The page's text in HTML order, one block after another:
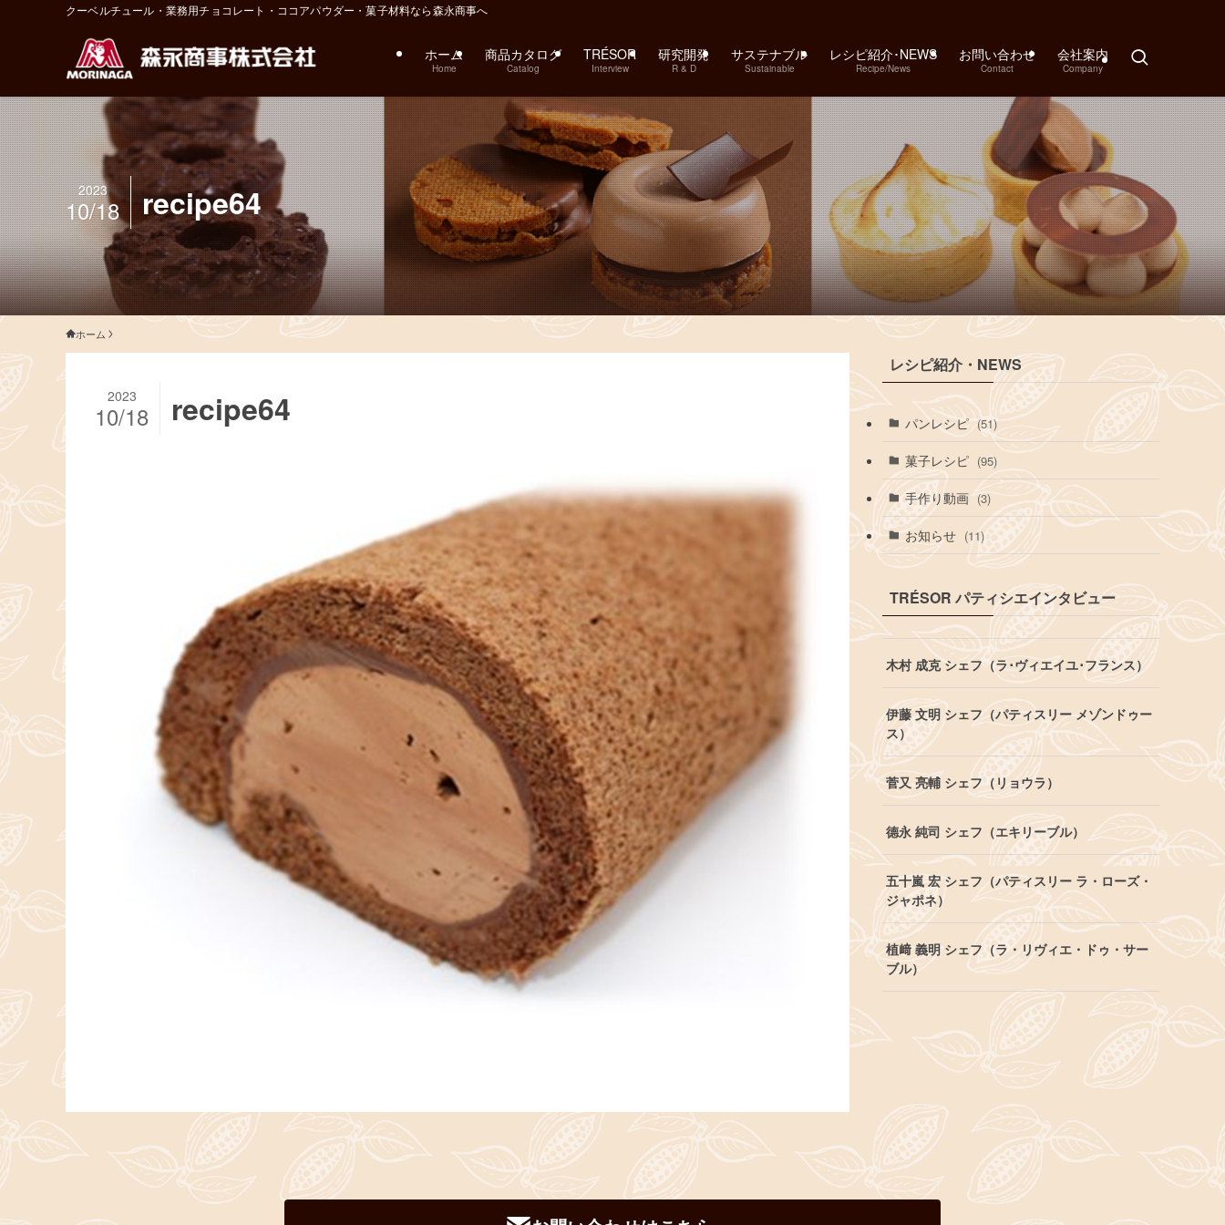
クーベルチュール・業務用チョコレート・ココアパウダー・菓子材料なら森永商事へ
ホーム
Home
商品カタログ
Catalog
TRÉSOR
Interview
研究開発
R & D
サステナブル
Sustainable
レシピ紹介･NEWS
Recipe/News
お問い合わせ
Contact
会社案内
Company
recipe64
2023
10/18
ホーム
recipe64
2023
10/18
レシピ紹介・NEWS
パンレシピ (51)
菓子レシピ (95)
手作り動画 (3)
お知らせ (11)
TRÉSOR パティシエインタビュー
木村 成克 シェフ（ラ･ヴィエイユ･フランス）
伊藤 文明 シェフ（パティスリー メゾンドゥー
ス）
菅又 亮輔 シェフ（リョウラ）
德永 純司 シェフ（エキリーブル）
五十嵐 宏 シェフ（パティスリー ラ・ローズ・
ジャポネ）
植﨑 義明 シェフ（ラ・リヴィエ・ドゥ・サー
ブル）